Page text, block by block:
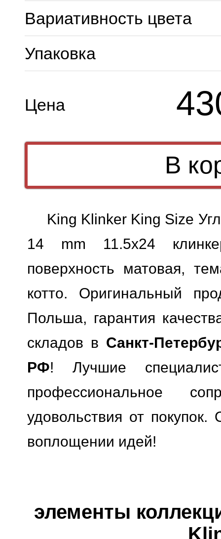
Вариативность цвета
Упаковка
Цена
King Klinker King Size
14 mm 11.5x24
поверхность матовая,
котто. Оригинальный
Польша, гарантия
складов в Санкт-
РФ! Лучшие
профессиональное
удовольствия от
воплощении идей!
элементы